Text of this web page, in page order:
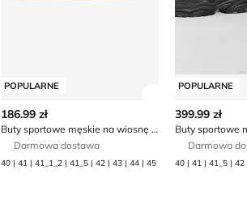
POPULARNE
186.99 zł
Buty sportowe męskie na wiosnę Skechers
Darmowa dostawa
40 | 41 | 41_1_2 | 41_5 | 42 | 43 | 44 | 45
POPULARNE
399.99 zł
Buty sportowe
Darmowa